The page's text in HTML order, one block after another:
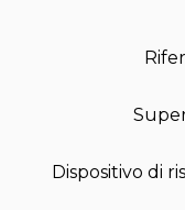
Dispositivo di